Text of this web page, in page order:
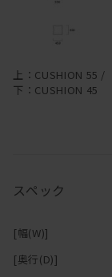
上：CUSHION 55 /
下：CUSHION 45
スペック
[幅(W)]
[奥行(D)]